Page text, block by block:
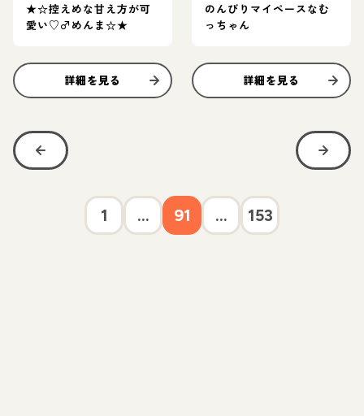
★☆控えめな甘え方が可
愛い♡♂めんま☆★
詳細を見る
のんびりマイペースなむ
っちゃん
詳細を見る
1 ... 91 ... 153